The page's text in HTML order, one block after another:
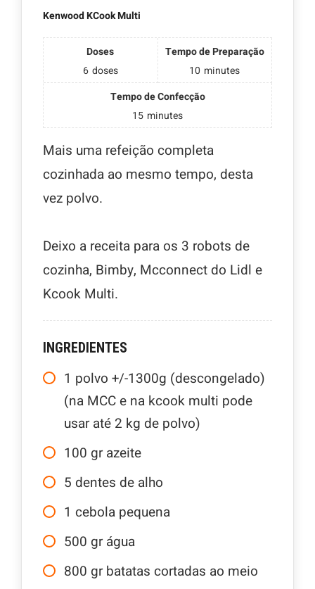
Kenwood KCook Multi
Doses
6 doses
Tempo de Preparação
10 minutes
Tempo de Confecção
15 minutes
Mais uma refeição completa
cozinhada ao mesmo tempo, desta
vez polvo.
Deixo a receita para os 3 robots de
cozinha, Bimby, Mcconnect do Lidl e
Kcook Multi.
INGREDIENTES
1 polvo +/-1300g (descongelado)
(na MCC e na kcook multi pode
usar até 2 kg de polvo)
100 gr azeite
5 dentes de alho
1 cebola pequena
500 gr água
800 gr batatas cortadas ao meio